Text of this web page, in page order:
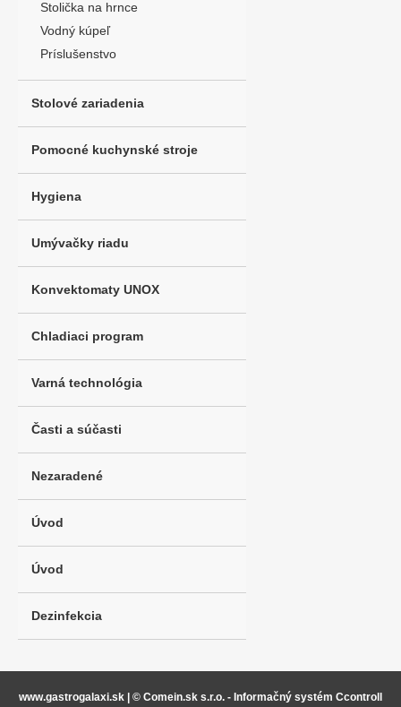
Stolička na hrnce
Vodný kúpeľ
Príslušenstvo
Stolové zariadenia
Pomocné kuchynské stroje
Hygiena
Umývačky riadu
Konvektomaty UNOX
Chladiaci program
Varná technológia
Časti a súčasti
Nezaradené
Úvod
Úvod
Dezinfekcia
www.gastrogalaxi.sk | © Comein.sk s.r.o. - Informačný systém Ccontroll